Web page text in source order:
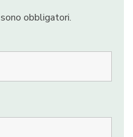
sono obbligatori.